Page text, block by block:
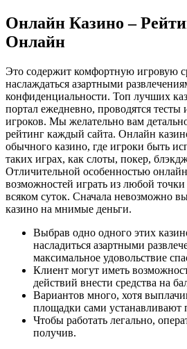
Онлайн Казино –
Онлайн
Это содержит комфортную игровую
наслаждаться азартными
конфиденциальности. Топ лучших
портал ежедневно, проводятся тесты
игроков. Мы желательно вам
рейтинг каждый сайта. Онлайн
обычного казино, где игроки быть
таких играх, как слоты, покер,
Отличительной особенностью онлайн
возможностей играть из любой
всяком суток. Сначала невозможно
казино на мнимые деньги.
Выбрав одно одного этих
насладиться азартными
максимальное удовольствие
Клиент могут иметь
действий внести средства на
Вариантов много, хотя
площадки сами устанавливают
Чтобы работать легально,
получив.